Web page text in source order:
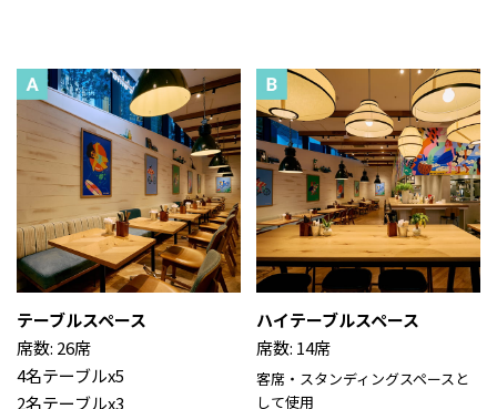
テーブルスペース
席数: 26席
4名テーブルx5
2名テーブルx3
ハイテーブルスペース
席数: 14席
客席・スタンディングスペースと
して使⽤